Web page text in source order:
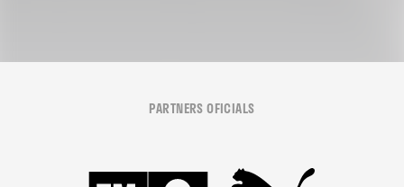
PARTNERS OFICIALS